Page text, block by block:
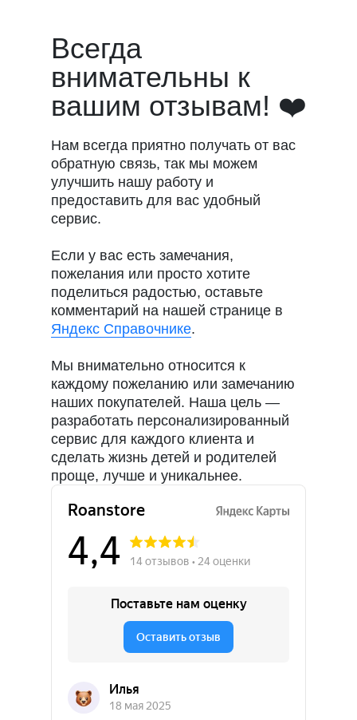
Всегда
внимательны к
вашим отзывам! ❤️
Нам всегда приятно получать от вас
обратную связь, так мы можем
улучшить нашу работу и
предоставить для вас удобный
сервис.
Если у вас есть замечания,
пожелания или просто хотите
поделиться радостью, оставьте
комментарий на нашей странице в
Яндекс Справочнике.
Мы внимательно относится к
каждому пожеланию или замечанию
наших покупателей. Наша цель —
разработать персонализированный
сервис для каждого клиента и
сделать жизнь детей и родителей
проще, лучше и уникальнее.